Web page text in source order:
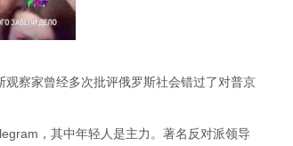
观察家曾经多次批评俄罗斯社会错过了对普京
，其中年轻人是主力。著名反对派领导